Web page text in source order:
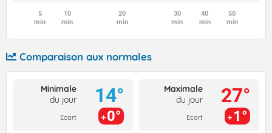
5
min
10
min
20
min
30
min
40
min
50
min
Comparaison aux normales
Minimale
du jour
Ecart
14°
0°
Maximale
du jour
Ecart
27°
1°